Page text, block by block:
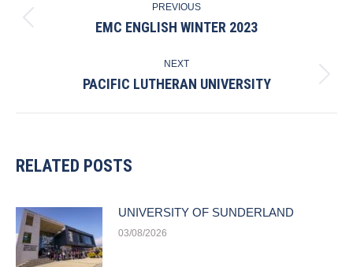
NAVIGATION
PREVIOUS
Previous
EMC ENGLISH WINTER 2023
NEXT
Next
PACIFIC LUTHERAN UNIVERSITY
RELATED POSTS
UNIVERSITY OF SUNDERLAND
03/08/2026